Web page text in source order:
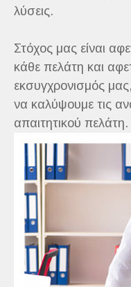
λύσεις.
Στόχος μας είναι
κάθε πελάτη και
εκσυγχρονισμός
να καλύψουμε τις
απαιτητικού πελάτη.